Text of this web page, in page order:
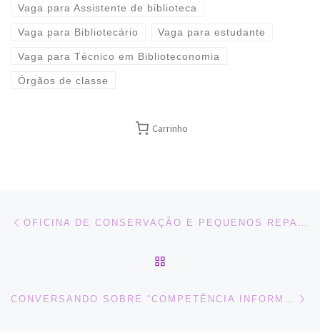
Vaga para Assistente de biblioteca
Vaga para Bibliotecário Vaga para estudante
Vaga para Técnico em Biblioteconomia
Órgãos de classe
Carrinho
Navegação do post